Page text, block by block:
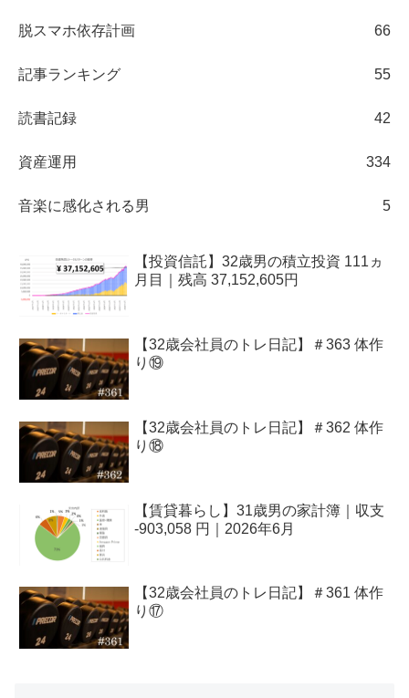
脱スマホ依存計画 66
記事ランキング 55
読書記録 42
資産運用 334
音楽に感化される男 5
【投資信託】32歳男の積立投資 111ヵ
月目｜残高 37,152,605円
【32歳会社員のトレ日記】＃363 体作
り⑲
【32歳会社員のトレ日記】＃362 体作
り⑱
【賃貸暮らし】31歳男の家計簿｜収支
-903,058 円｜2026年6月
【32歳会社員のトレ日記】＃361 体作
り⑰